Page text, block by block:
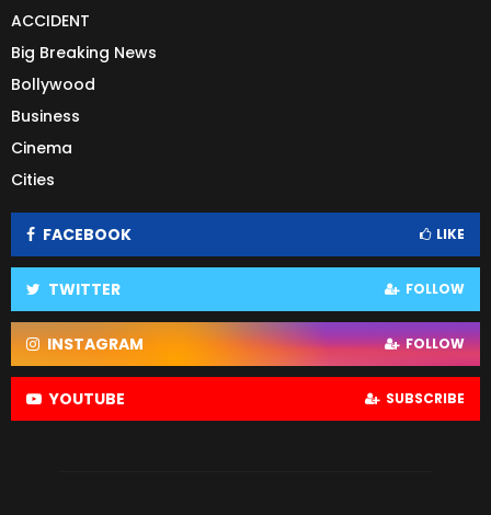
ACCIDENT
Big Breaking News
Bollywood
Business
Cinema
Cities
FACEBOOK LIKE
TWITTER FOLLOW
INSTAGRAM FOLLOW
YOUTUBE SUBSCRIBE